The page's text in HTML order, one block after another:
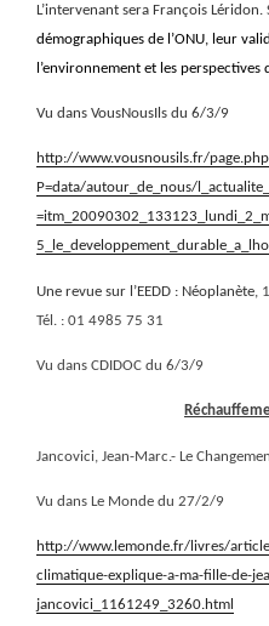
L’intervenant sera François
démographiques de l’ONU, leur
l’environnement et les perspectives
Vu dans VousNousIls du 6/3/9
http://www.vousnousils.fr/
P=data/autour_de_nous/
Une revue sur l’EEDD : Néoplanète,
Tél. : 01 4985 75 31
Vu dans CDIDOC du 6/3/9
Jancovici, Jean-Marc.- Le
Vu dans Le Monde du 27/2/9
http://www.lemonde.fr/livres/
climatique-explique-a-ma-fille-de-
jancovici_1161249_3260.html